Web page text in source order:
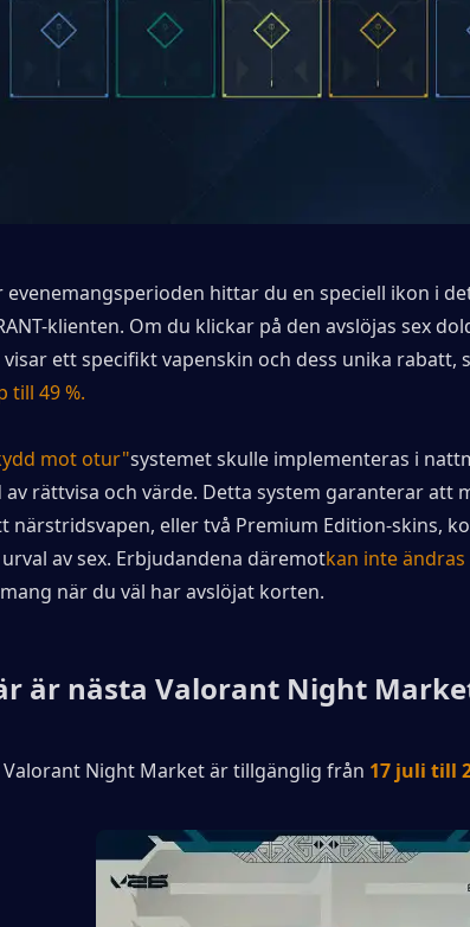
evenemangsperioden hittar du en speciell ikon i
klienten. Om du klickar på den avslöjas sex
visar ett specifikt vapenskin och dess unika rabatt,
till 49 %.
mot otur"systemet skulle implementeras i
av rättvisa och värde. Detta system garanterar att
närstridsvapen, eller två Premium Edition-skins,
av sex. Erbjudandena däremotkan inte
när du väl har avslöjat korten.
är nästa Valorant Night
Valorant Night Market är tillgänglig från 17 juli till